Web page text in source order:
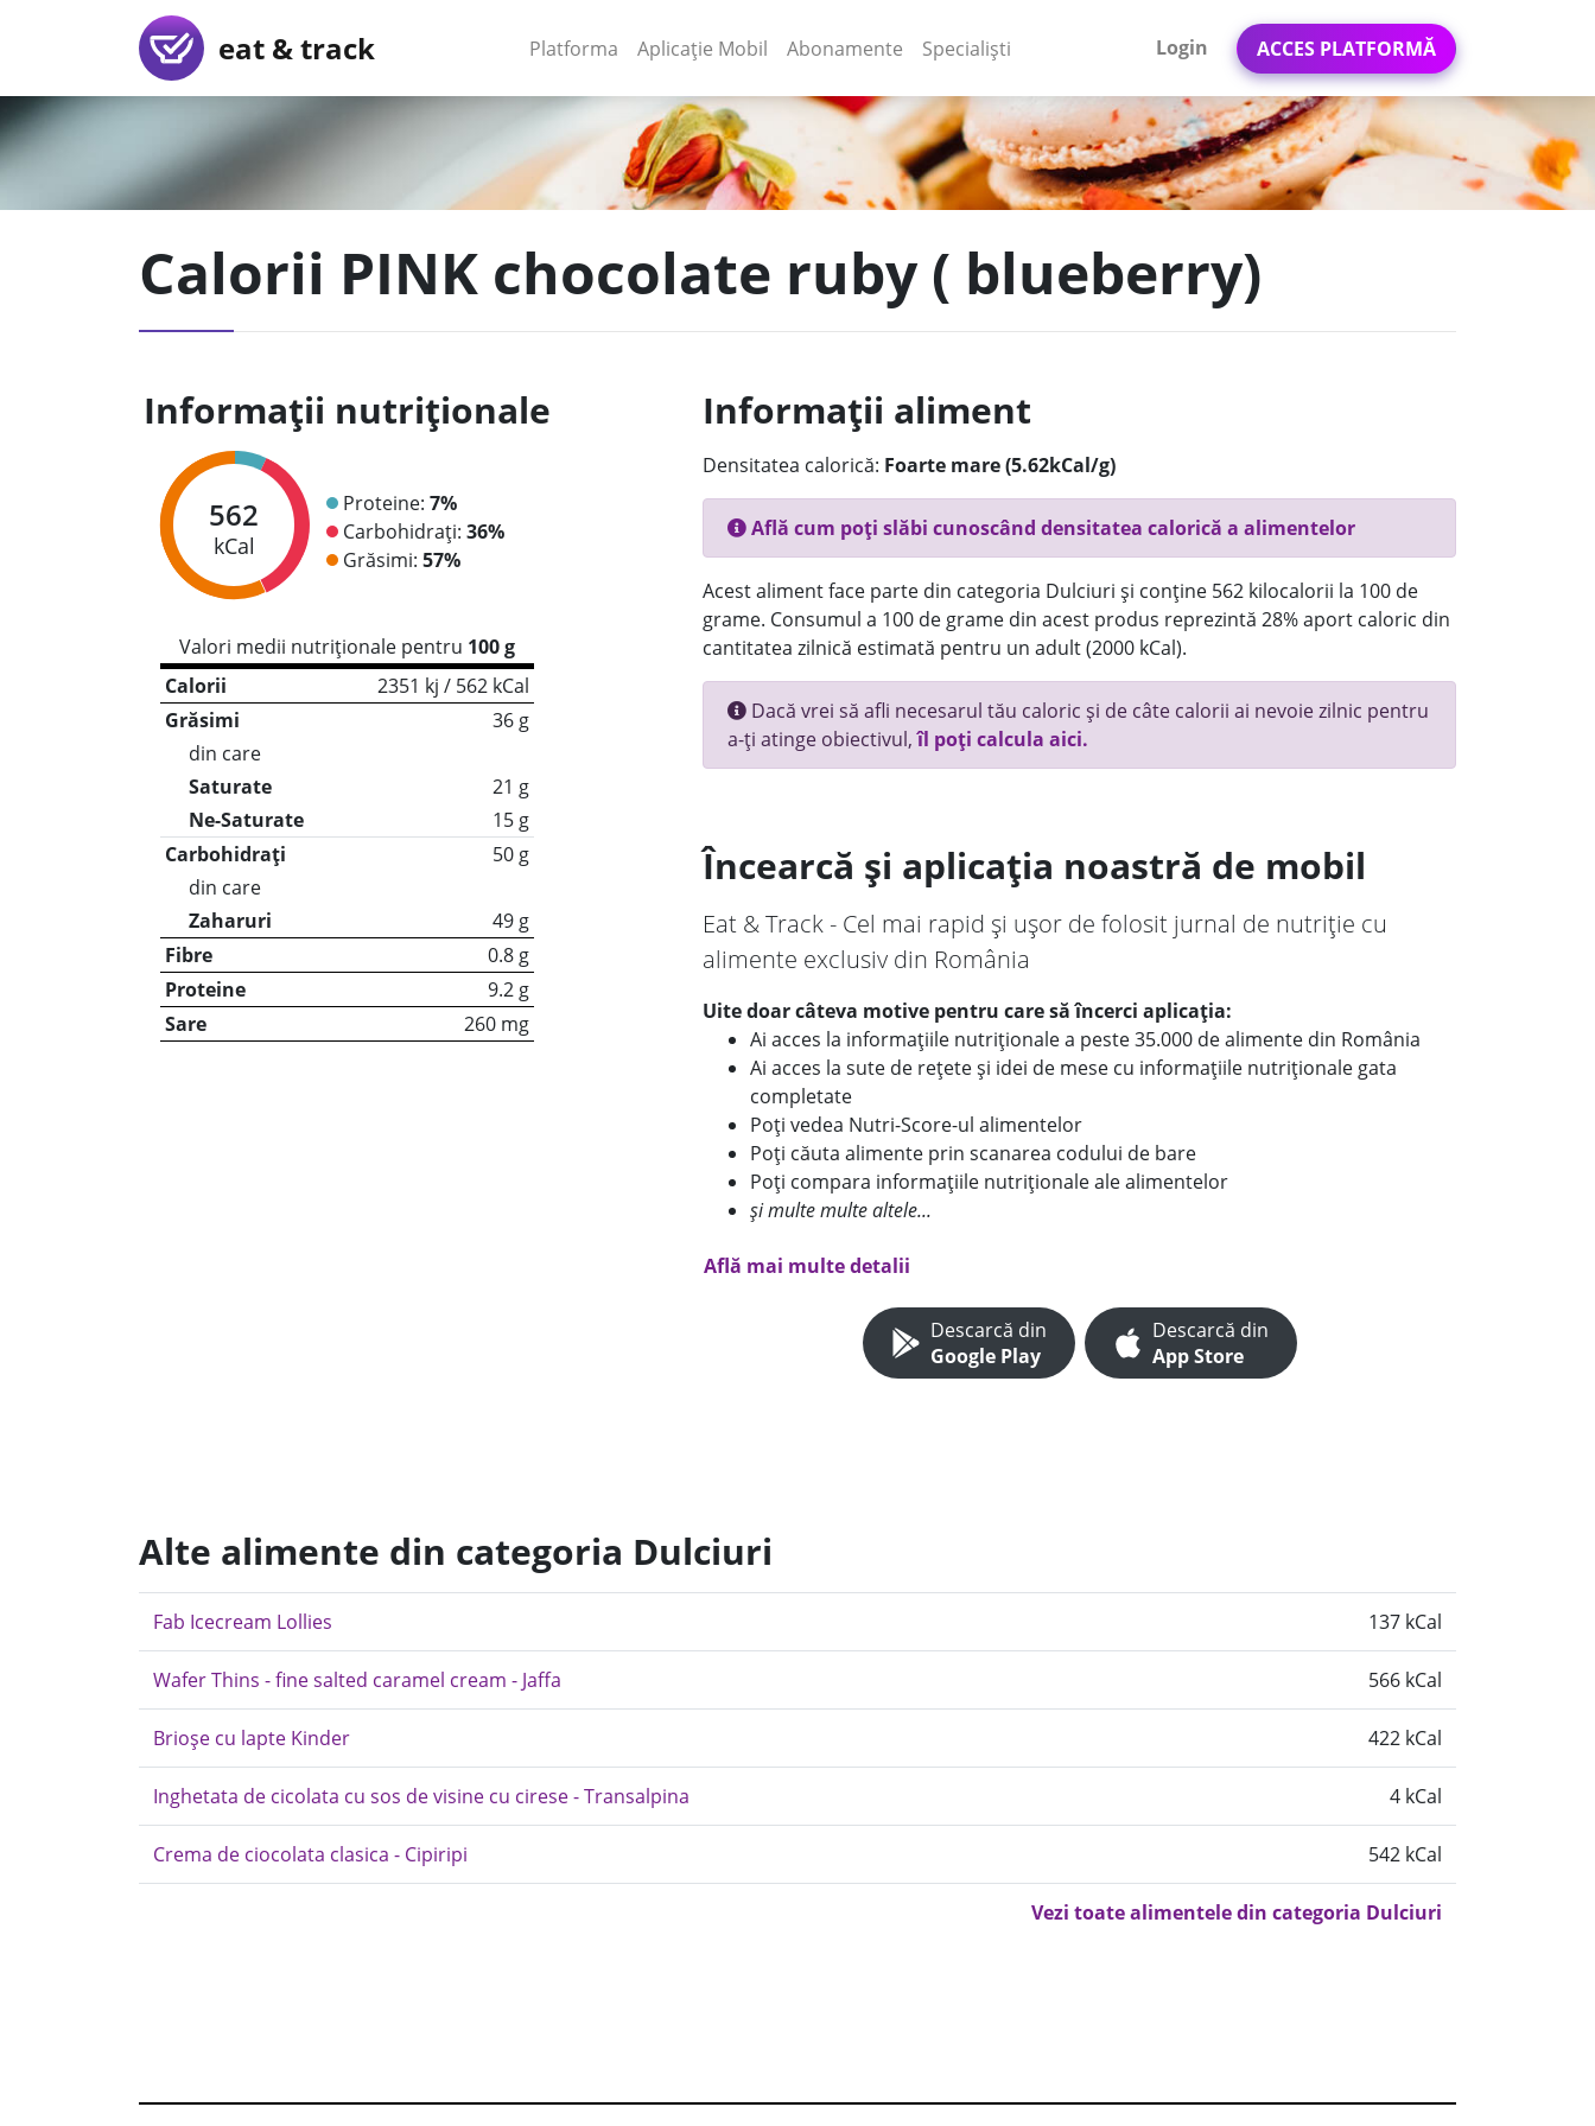
eat & track Platforma (current)
Aplicație Mobil (current)
Abonamente Specialiști Login ACCES PLATFORMĂ
Calorii PINK chocolate ruby ( blueberry)
Informații nutriționale
562
kCal
Proteine: 7%
Carbohidrați: 36%
Grăsimi: 57%
Valori medii nutriționale pentru 100 g
Calorii
2351 kj / 562 kCal
Grăsimi
36 g
din care
Saturate
21 g
Ne-Saturate
15 g
Carbohidrați
50 g
din care
Zaharuri
49 g
Fibre
0.8 g
Proteine
9.2 g
Sare
260 mg
Informații aliment
Densitatea calorică: Foarte mare (5.62kCal/g)
Află cum poți slăbi cunoscând densitatea calorică a alimentelor
Acest aliment face parte din categoria Dulciuri și conține 562 kilocalorii la 100 de
grame. Consumul a 100 de grame din acest produs reprezintă 28% aport caloric din
cantitatea zilnică estimată pentru un adult (2000 kCal).
Dacă vrei să afli necesarul tău caloric și de câte calorii ai nevoie zilnic pentru
a-ți atinge obiectivul,îl poți calcula aici.
Încearcă și aplicația noastră de mobil
Eat & Track - Cel mai rapid și ușor de folosit jurnal de nutriție cu
alimente exclusiv din România
Uite doar câteva motive pentru care să încerci aplicația:
Ai acces la informațiile nutriționale a peste 35.000 de alimente din România
Ai acces la sute de rețete și idei de mese cu informațiile nutriționale gata
completate
Poți vedea Nutri-Score-ul alimentelor
Poți căuta alimente prin scanarea codului de bare
Poți compara informațiile nutriționale ale alimentelor
și multe multe altele...
Află mai multe detalii
Descarcă din
Google Play
Descarcă din
App Store
Alte alimente din categoria Dulciuri
Fab Icecream Lollies 137 kCal
Wafer Thins - fine salted caramel cream - Jaffa 566 kCal
Brioșe cu lapte Kinder 422 kCal
Inghetata de cicolata cu sos de visine cu cirese - Transalpina 4 kCal
Crema de ciocolata clasica - Cipiripi 542 kCal
Vezi toate alimentele din categoria Dulciuri